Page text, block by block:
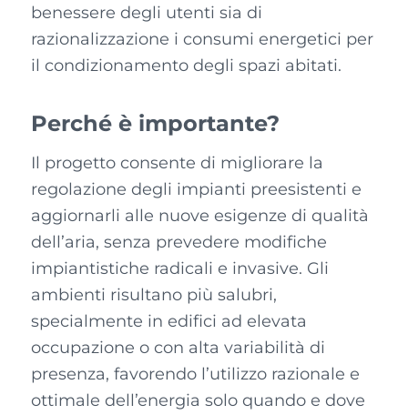
benessere degli utenti sia di
razionalizzazione i consumi energetici per
il condizionamento degli spazi abitati.
Perchéè importante?
Il progetto consente di migliorare la
regolazione degli impianti preesistenti e
aggiornarli alle nuove esigenze di qualità
dell’aria, senza prevedere modifiche
impiantistiche radicali e invasive. Gli
ambienti risultano più salubri,
specialmente in edifici ad elevata
occupazione o con alta variabilità di
presenza, favorendo l’utilizzo razionale e
ottimale dell’energia solo quando e dove